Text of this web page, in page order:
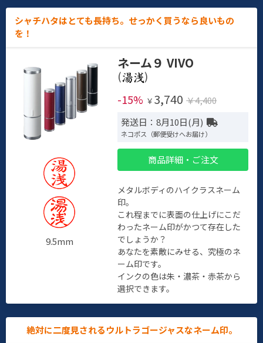
シャチハタはとても長持ち。せっかく買うなら良いもの
を！
9.5mm
ネーム９ VIVO
(
)
-15% ￥ 3,740 ￥4,400
発送日：8月10日(月)
ネコポス（郵便受けへお届け）
商品詳細・ご注文
メタルボディのハイクラスネーム
印。
これ程までに表面の仕上げにこだ
わったネーム印がかつて存在した
でしょうか？
あなたを素敵にみせる、究極のネ
ーム印です。
インクの色は朱・濃茶・赤茶から
選択できます。
絶対に二度見されるウルトラゴージャスなネーム印。